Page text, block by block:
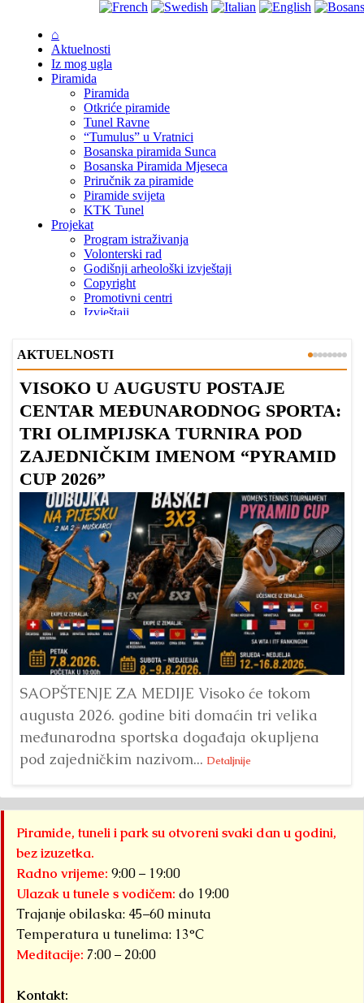
AKTUELNOSTI
VISOKO U AUGUSTU POSTAJE
CENTAR MEĐUNARODNOG SPORTA:
TRI OLIMPIJSKA TURNIRA POD
ZAJEDNIČKIM IMENOM “PYRAMID
CUP 2026”
SAOPŠTENJE ZA MEDIJE Visoko će tokom
augusta 2026. godine biti domaćin tri velika
međunarodna sportska događaja okupljena
pod zajedničkim nazivom... Detaljnije
Piramide, tuneli i park su otvoreni svaki dan u godini,
bez izuzetka.
Radno vrijeme: 9:00 – 19:00
Ulazak u tunele s vodičem: do 19:00
Trajanje obilaska: 45–60 minuta
Temperatura u tunelima: 13°C
Meditacije: 7:00 – 20:00
Kontakt: